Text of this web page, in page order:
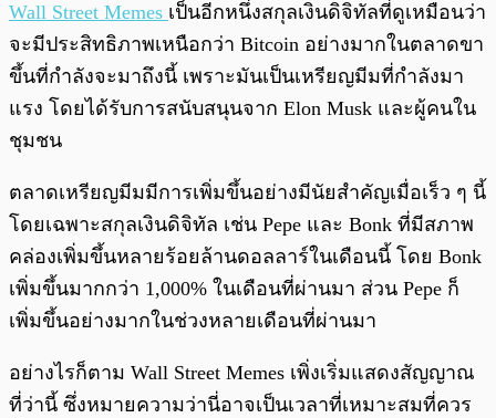
Wall Street Memes เป็นอีกหนึ่งสกุลเงินดิจิทัลที่ดูเหมือนว่า
จะมีประสิทธิภาพเหนือกว่า Bitcoin อย่างมากในตลาดขา
ขึ้นที่กำลังจะมาถึงนี้ เพราะมันเป็นเหรียญมีมที่กำลังมา
แรง โดยได้รับการสนับสนุนจาก Elon Musk และผู้คนใน
ชุมชน
ตลาดเหรียญมีมมีการเพิ่มขึ้นอย่างมีนัยสำคัญเมื่อเร็ว ๆ นี้
โดยเฉพาะสกุลเงินดิจิทัล เช่น Pepe และ Bonk ที่มีสภาพ
คล่องเพิ่มขึ้นหลายร้อยล้านดอลลาร์ในเดือนนี้ โดย Bonk
เพิ่มขึ้นมากกว่า 1,000% ในเดือนที่ผ่านมา ส่วน Pepe ก็
เพิ่มขึ้นอย่างมากในช่วงหลายเดือนที่ผ่านมา
อย่างไรก็ตาม Wall Street Memes เพิ่งเริ่มแสดงสัญญาณ
ที่ว่านี้ ซึ่งหมายความว่านี่อาจเป็นเวลาที่เหมาะสมที่ควร